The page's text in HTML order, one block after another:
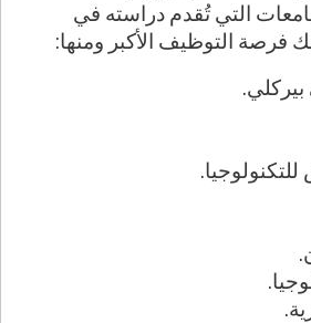
التي تُقدم دراسته في
فرصة التوظيف الأكبر ومنها:
بيركلي.